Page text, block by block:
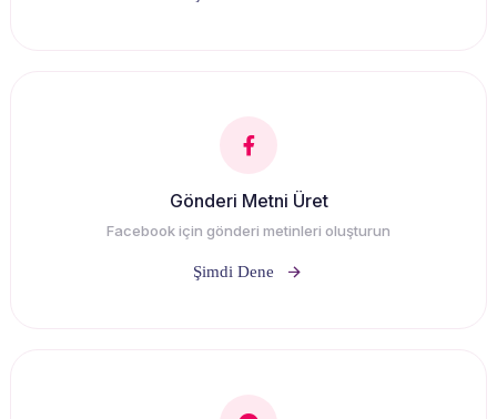
Gönderi Metni Üret
Facebook için gönderi metinleri oluşturun
Şimdi Dene